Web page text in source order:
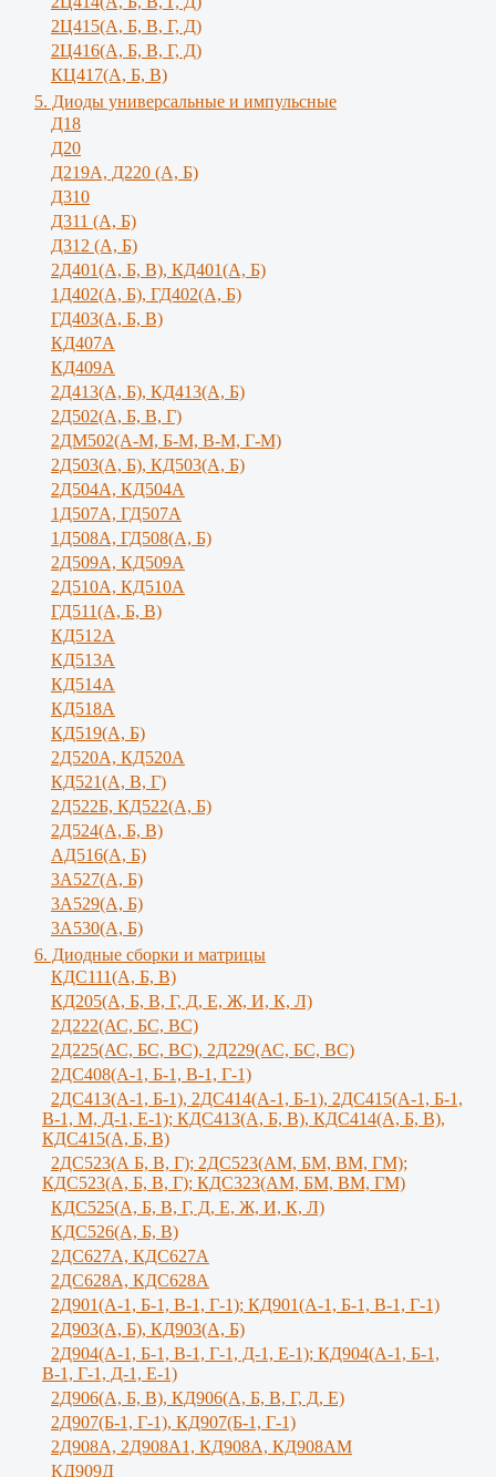
2Ц415(А, Б, В, Г, Д)
2Ц416(А, Б, В, Г, Д)
КЦ417(А, Б, В)
5. Диоды универсальные и импульсные
Д18
Д20
Д219А, Д220 (А, Б)
Д310
Д311 (А, Б)
Д312 (А, Б)
2Д401(А, Б, В), КД401(А, Б)
1Д402(А, Б), ГД402(А, Б)
ГД403(А, Б, В)
КД407А
КД409А
2Д413(А, Б), КД413(А, Б)
2Д502(А, Б, В, Г)
2ДМ502(А-М, Б-М, В-М, Г-М)
2Д503(А, Б), КД503(А, Б)
2Д504А, КД504А
1Д507А, ГД507А
1Д508А, ГД508(А, Б)
2Д509А, КД509А
2Д510А, КД510А
ГД511(А, Б, В)
КД512А
КД513А
КД514А
КД518А
КД519(А, Б)
2Д520А, КД520А
КД521(А, В, Г)
2Д522Б, КД522(А, Б)
2Д524(А, Б, В)
АД516(А, Б)
3А527(А, Б)
3А529(А, Б)
3A530(A, Б)
6. Диодные сборки и матрицы
КДС111(А, Б, B)
КД205(А, Б, В, Г, Д, Е, Ж, И, К, Л)
2Д222(АС, БС, ВС)
2Д225(АС, БС, ВС), 2Д229(АС, БС, ВС)
2ДС408(А-1, Б-1, В-1, Г-1)
2ДС413(А-1, Б-1), 2ДС414(А-1, Б-1), 2ДС415(А-1, Б-1,
В-1, М, Д-1, Е-1); КДС413(А, Б, В), КДС414(А, Б, В),
КДС415(А, Б, В)
2ДС523(А Б, В, Г); 2ДС523(АМ, БМ, ВМ, ГМ);
КДС523(А, Б, В, Г); КДС323(АМ, БМ, ВМ, ГМ)
КДС525(А, Б, В, Г, Д, Е, Ж, И, К, Л)
КДС526(А, Б, В)
2ДС627А, КДС627А
2ДС628А, КДС628А
2Д901(А-1, Б-1, В-1, Г-1); КД901(А-1, Б-1, В-1, Г-1)
2Д903(А, Б), КД903(А, Б)
2Д904(А-1, Б-1, В-1, Г-1, Д-1, Е-1); КД904(А-1, Б-1,
В-1, Г-1, Д-1, Е-1)
2Д906(А, Б, В), КД906(А, Б, В, Г, Д, Е)
2Д907(Б-1, Г-1), КД907(Б-1, Г-1)
2Д908А, 2Д908А1, КД908А, КД908АМ
КД909Д